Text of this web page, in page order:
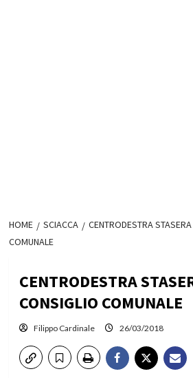
HOME SCIACCA
CENTRODESTRA
COMUNALE
CENTRODESTRA
CONSIGLIO COMUNALE
Filippo Cardinale 26/03/2018